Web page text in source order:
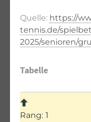
Quelle: https://
tennis.de/
2025/senioren/
Tabelle
1